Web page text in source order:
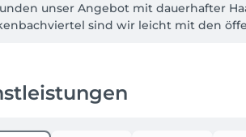
unser Angebot mit dauerhafter
sind wir leicht mit den